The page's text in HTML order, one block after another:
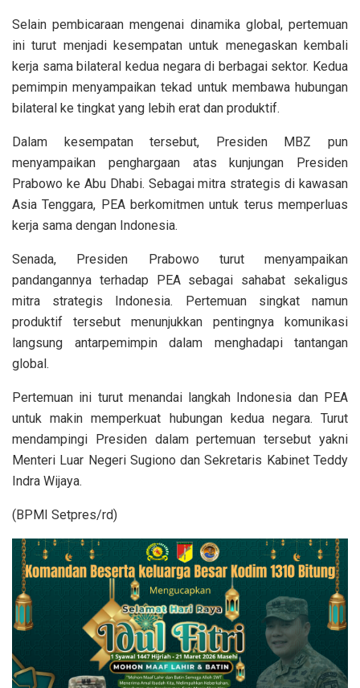
Selain pembicaraan mengenai dinamika global, pertemuan
ini turut menjadi kesempatan untuk menegaskan kembali
kerja sama bilateral kedua negara di berbagai sektor. Kedua
pemimpin menyampaikan tekad untuk membawa hubungan
bilateral ke tingkat yang lebih erat dan produktif.
Dalam kesempatan tersebut, Presiden MBZ pun
menyampaikan penghargaan atas kunjungan Presiden
Prabowo ke Abu Dhabi. Sebagai mitra strategis di kawasan
Asia Tenggara, PEA berkomitmen untuk terus memperluas
kerja sama dengan Indonesia.
Senada, Presiden Prabowo turut menyampaikan
pandangannya terhadap PEA sebagai sahabat sekaligus
mitra strategis Indonesia. Pertemuan singkat namun
produktif tersebut menunjukkan pentingnya komunikasi
langsung antarpemimpin dalam menghadapi tantangan
global.
Pertemuan ini turut menandai langkah Indonesia dan PEA
untuk makin memperkuat hubungan kedua negara. Turut
mendampingi Presiden dalam pertemuan tersebut yakni
Menteri Luar Negeri Sugiono dan Sekretaris Kabinet Teddy
Indra Wijaya.
(BPMI Setpres/rd)